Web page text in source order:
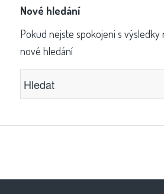
Nové hledání
Pokud nejste spokojeni s výsledky
nové hledání